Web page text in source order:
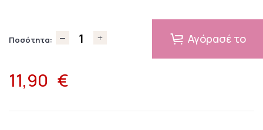
Ποσότητα: Αγόρασέ το
11,90 €